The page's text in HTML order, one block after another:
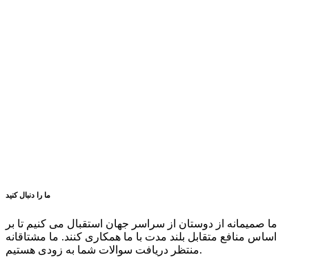
ما را دنبال کنید
ما صمیمانه از دوستان از سراسر جهان استقبال می کنیم تا بر
اساس منافع متقابل بلند مدت با ما همکاری کنند. ما مشتاقانه
منتظر دریافت سوالات شما به زودی هستیم.